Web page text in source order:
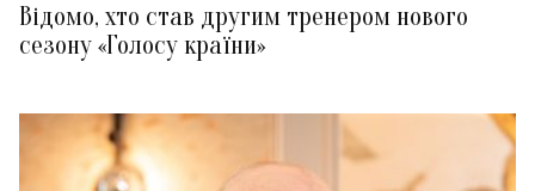
Відомо, хто став другим тренером нового
сезону «Голосу країни»